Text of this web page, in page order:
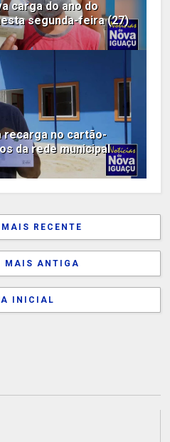
carga do ano do
segunda-feira (27)
recarga no cartão-
da rede municipal
RECENTE
MAIS ANTIGA
INICIAL